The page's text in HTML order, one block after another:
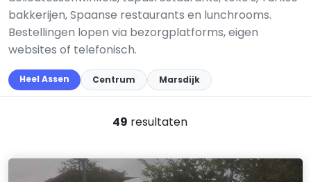
bakkerijen, Spaanse restaurants en lunchrooms.
Bestellingen lopen via bezorgplatforms, eigen
websites of telefonisch.
Heel Assen Centrum Marsdijk
49 resultaten